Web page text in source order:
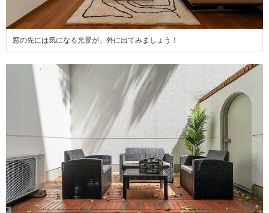
窓の先には気になる光景が。外に出てみましょう！